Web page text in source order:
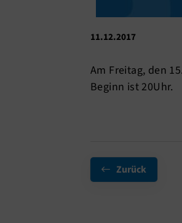
11.12.2017
Am Freitag, den
Beginn ist 20Uhr.
Zurück